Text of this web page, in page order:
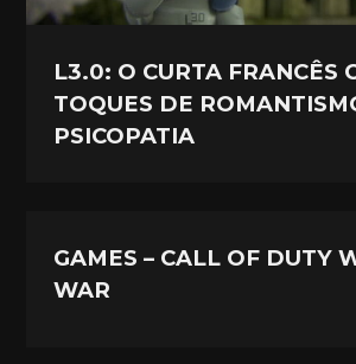
L3.0: O CURTA FRANCÊS
TOQUES DE
PSICOPATIA
GAMES – CALL OF DUTY
WAR